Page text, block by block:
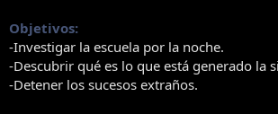
Objetivos:
-Investigar la escuela por la noche.
-Descubrir qué es lo que está generado la
-Detener los sucesos extraños.